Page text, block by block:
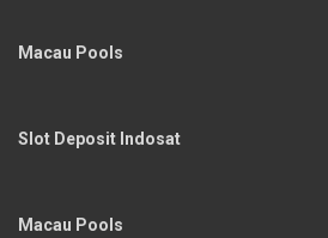
Macau Pools
Slot Deposit Indosat
Macau Pools